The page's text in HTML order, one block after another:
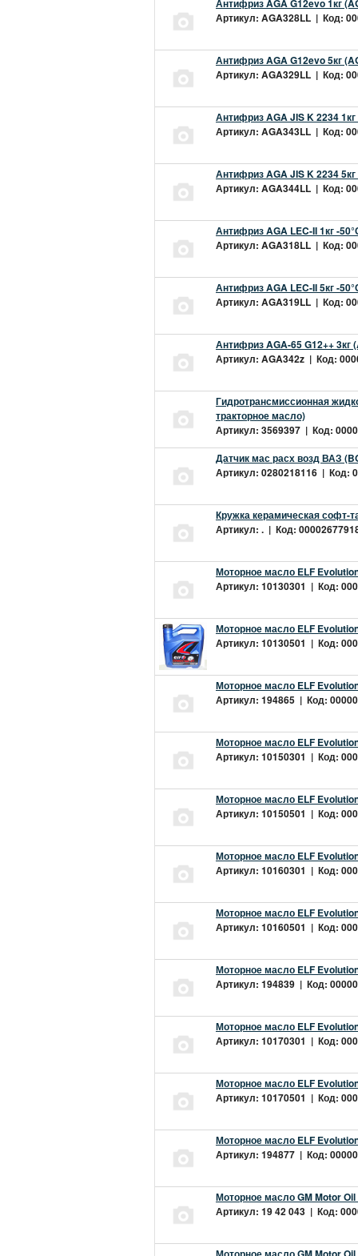
Антифриз AGA G12evo 1кг
Артикул: AGA328LL | Код:
Антифриз AGA G12evo 5кг
Артикул: AGA329LL | Код:
Антифриз AGA JIS K 2234
Артикул: AGA343LL | Код:
Антифриз AGA JIS K 2234
Артикул: AGA344LL | Код:
Антифриз AGA LEC-II 1кг -
Артикул: AGA318LL | Код:
Антифриз AGA LEC-II 5кг -
Артикул: AGA319LL | Код:
Антифриз AGA-65 G12++ 3кг
Артикул: AGA342z | Код:
Гидротрансмиссионная
тракторное масло)
Артикул: 3569397 | Код:
Датчик мас расх возд ВАЗ
Артикул: 0280218116 | Код:
Кружка керамическая софт-
Артикул: . | Код:
Моторное масло ELF
Артикул: 10130301 | Код:
Моторное масло ELF
Артикул: 10130501 | Код:
Моторное масло ELF
Артикул: 194865 | Код:
Моторное масло ELF
Артикул: 10150301 | Код:
Моторное масло ELF
Артикул: 10150501 | Код:
Моторное масло ELF
Артикул: 10160301 | Код:
Моторное масло ELF
Артикул: 10160501 | Код:
Моторное масло ELF
Артикул: 194839 | Код:
Моторное масло ELF
Артикул: 10170301 | Код:
Моторное масло ELF
Артикул: 10170501 | Код:
Моторное масло ELF
Артикул: 194877 | Код:
Моторное масло GM Motor Oil
Артикул: 19 42 043 | Код: